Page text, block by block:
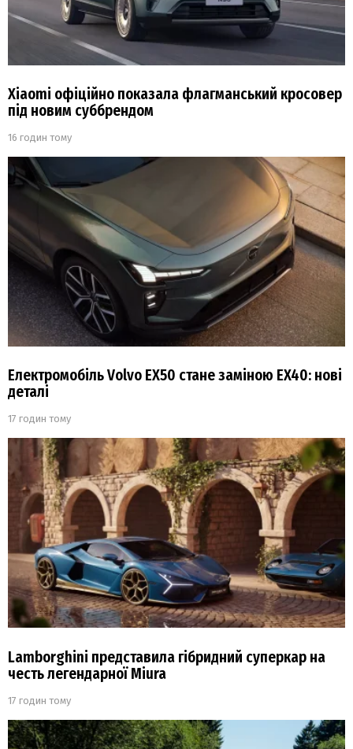
Xiaomi офіційно показала флагманський кросовер
під новим суббрендом
16 годин тому
Електромобіль Volvo EX50 стане заміною EX40: нові
деталі
17 годин тому
Lamborghini представила гібридний суперкар на
честь легендарної Miura
17 годин тому